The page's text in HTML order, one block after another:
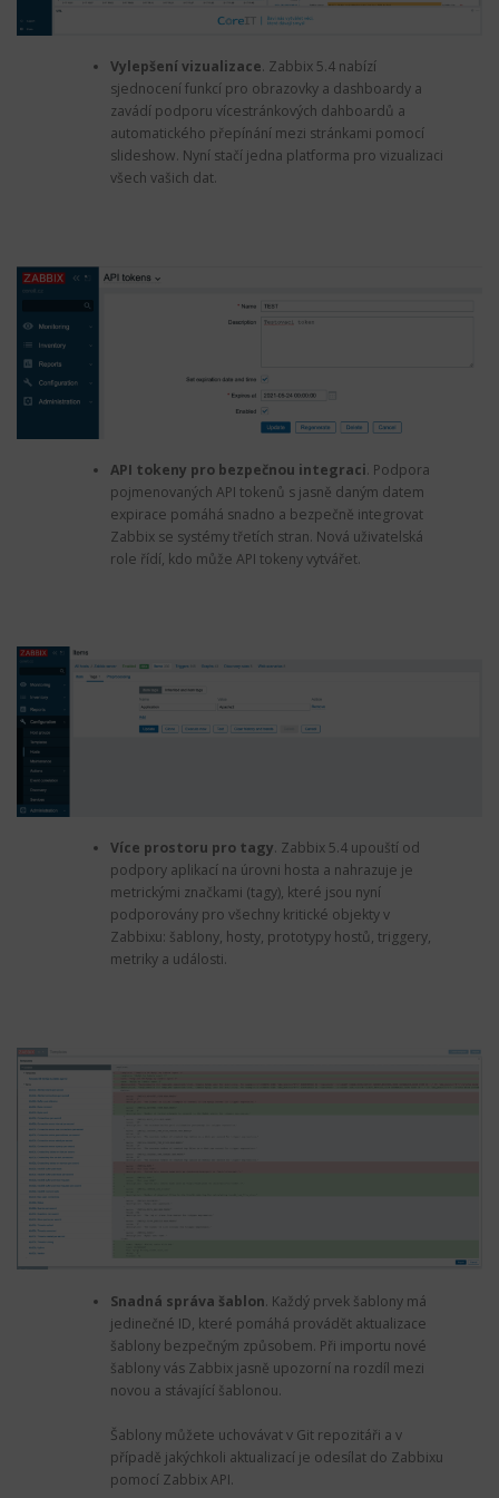
Vylepšení vizualizace. Zabbix 5.4 nabízí
sjednocení funkcí pro obrazovky a dashboardy a
zavádí podporu vícestránkových dahboardů a
automatického přepínání mezi stránkami pomocí
slideshow. Nyní stačí jedna platforma pro vizualizaci
všech vašich dat.
API tokeny pro bezpečnou integraci. Podpora
pojmenovaných API tokenů s jasně daným datem
expirace pomáhá snadno a bezpečně integrovat
Zabbix se systémy třetích stran. Nová uživatelská
role řídí, kdo může API tokeny vytvářet.
Více prostoru pro tagy. Zabbix 5.4 upouští od
podpory aplikací na úrovni hosta a nahrazuje je
metrickými značkami (tagy), které jsou nyní
podporovány pro všechny kritické objekty v
Zabbixu: šablony, hosty, prototypy hostů, triggery,
metriky a události.
Snadná správa šablon. Každý prvek šablony má
jedinečné ID, které pomáhá provádět aktualizace
šablony bezpečným způsobem. Při importu nové
šablony vás Zabbix jasně upozorní na rozdíl mezi
novou a stávající šablonou.
Šablony můžete uchovávat v Git repozitáři a v
případě jakýchkoli aktualizací je odesílat do Zabbixu
pomocí Zabbix API.